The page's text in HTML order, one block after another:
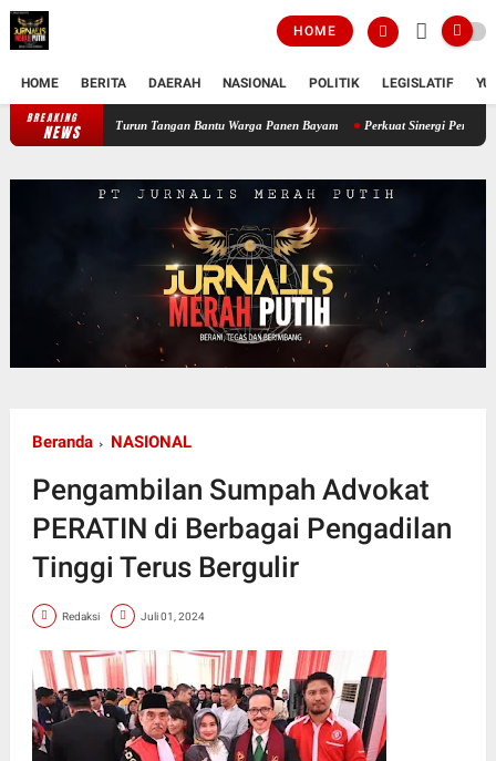
HOME
HOME BERITA DAERAH NASIONAL POLITIK LEGISLATIF
BREAKING
NEWSPerkuat Ketahanan Pangan Wilayah, Babinsa Koramil 12/Tnp Turun Tangan
Beranda NASIONAL
Pengambilan Sumpah Advokat
PERATIN di Berbagai Pengadilan
Tinggi Terus Bergulir
Redaksi Juli 01, 2024